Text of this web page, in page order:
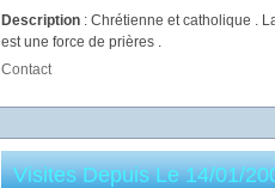
Description : Chrétienne et catholique .
est une force de prières .
Contact
Visites Depuis Le 14/01/